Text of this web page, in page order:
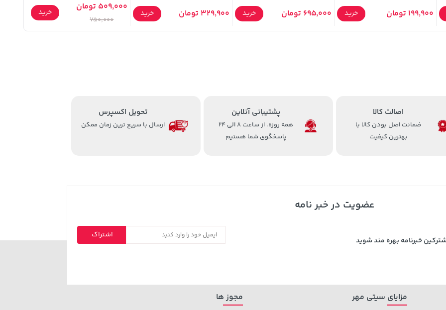
199,900 تومان خرید 695,000 تومان خرید 329,900 تومان خرید
509,000 تومان
750,000
خرید
اصالت کالا
ضمانت اصل بودن کالا با
بهترین کیفیت
پشتیبانی آنلاین
همه روزه، از ساعت 8 الی 24
پاسخگوی شما هستیم
تحویل اکسپرس
ارسال با سریع ترین زمان ممکن
عضویت در خبر نامه
خبرنامه بهره مند شوید
اشتراک
مزایای سیتی مهر مجوز ها